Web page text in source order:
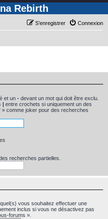
Rebirth
Connexion
S’enregistrer
et un - devant un mot qui doit être exclu.
| entre crochets si uniquement un des
comme joker pour des recherches
recherches partielles.
vous souhaitez effectuer une
inclus si vous ne désactivez pas
forums ».